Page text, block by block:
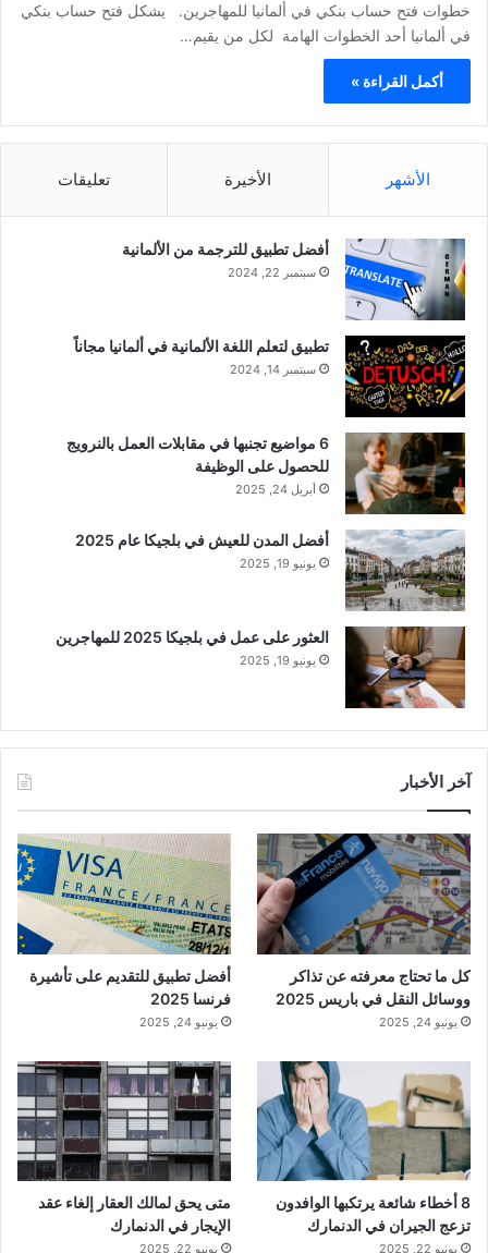
خطوات فتح حساب بنكي في ألمانيا للمهاجرين. يشكل فتح حساب بنكي
في ألمانيا أحد الخطوات الهامة لكل من يقيم…
أكمل القراءة »
الأشهر الأخيرة تعليقات
أفضل تطبيق للترجمة من الألمانية
سبتمبر 22, 2024
تطبيق لتعلم اللغة الألمانية في ألمانيا مجاناً
سبتمبر 14, 2024
6 مواضيع تجنبها في مقابلات العمل بالنرويج
للحصول على الوظيفة
أبريل 24, 2025
أفضل المدن للعيش في بلجيكا عام 2025
يونيو 19, 2025
العثور على عمل في بلجيكا 2025 للمهاجرين
يونيو 19, 2025
آخر الأخبار
كل ما تحتاج معرفته عن تذاكر
ووسائل النقل في باريس 2025
يونيو 24, 2025
أفضل تطبيق للتقديم على تأشيرة
فرنسا 2025
يونيو 24, 2025
8 أخطاء شائعة يرتكبها الوافدون
تزعج الجيران في الدنمارك
يونيو 22, 2025
متى يحق لمالك العقار إلغاء عقد
الإيجار في الدنمارك
يونيو 22, 2025